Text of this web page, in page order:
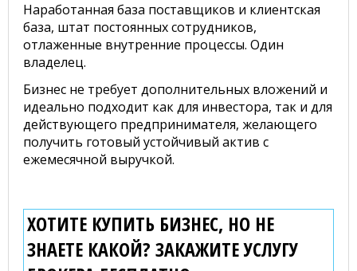
Наработанная база поставщиков и клиентская
база, штат постоянных сотрудников,
отлаженные внутренние процессы. Один
владелец.
Бизнес не требует дополнительных вложений и
идеально подходит как для инвестора, так и для
действующего предпринимателя, желающего
получить готовый устойчивый актив с
ежемесячной выручкой.
ХОТИТЕ КУПИТЬ БИЗНЕС, НО НЕ
ЗНАЕТЕ КАКОЙ? ЗАКАЖИТЕ УСЛУГУ